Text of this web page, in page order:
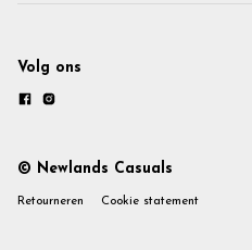
Volg ons
© Newlands Casuals
Retourneren Cookie statement